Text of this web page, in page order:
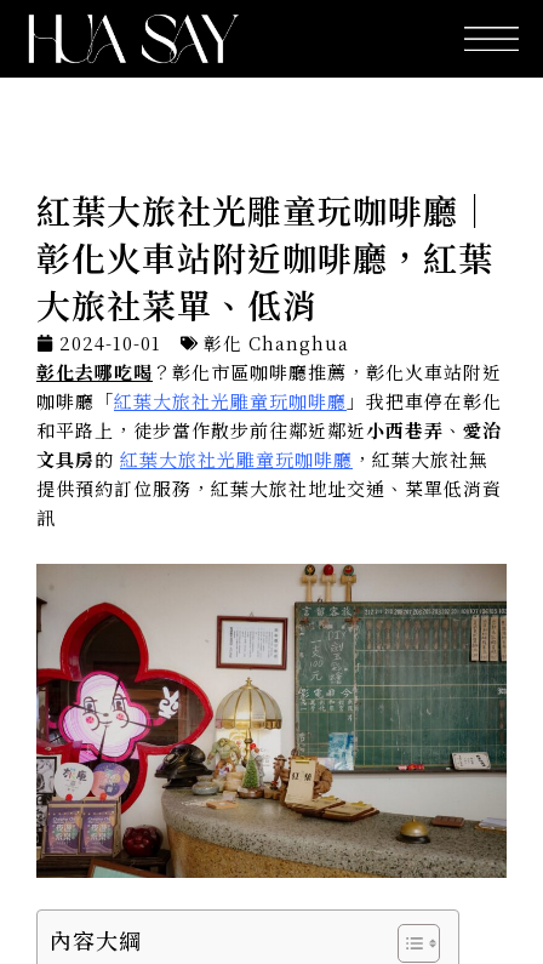
紅葉大旅社光雕童玩咖啡廳｜
彰化火車站附近咖啡廳，紅葉
大旅社菜單、低消
2024-10-01
彰化 Changhua
彰化去哪吃喝 ？彰化市區咖啡廳推薦，彰化火車站附近
咖啡廳「紅葉大旅社光雕童玩咖啡廳 」我把車停在彰化
和平路上，徒步當作散步前往鄰近鄰近小西巷弄 、 愛治
文具房的 紅葉大旅社光雕童玩咖啡廳 ，紅葉大旅社無
提供預約訂位服務，紅葉大旅社地址交通、菜單低消資
訊
內容大綱